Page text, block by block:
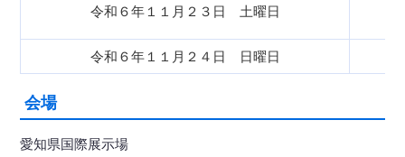
令和６年１１月２３日 土曜日
令和６年１１月２４日 日曜日
会場
愛知県国際展示場